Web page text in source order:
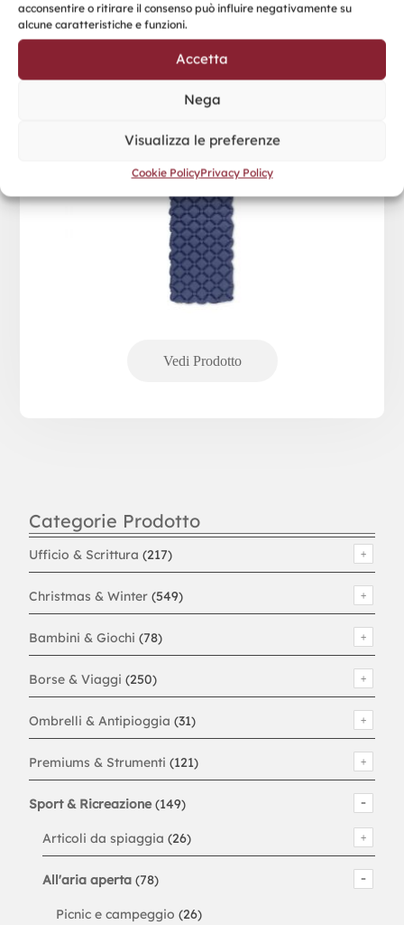
acconsentire o ritirare il consenso può influire negativamente su
alcune caratteristiche e funzioni.
Accetta
Nega
Visualizza le preferenze
Cookie PolicyPrivacy Policy
Categorie Prodotto
Ufficio & Scrittura (217)
Christmas & Winter (549)
Bambini & Giochi (78)
Borse & Viaggi (250)
Ombrelli & Antipioggia (31)
Premiums & Strumenti (121)
Sport & Ricreazione (149)
Articoli da spiaggia (26)
All'aria aperta (78)
Picnic e campeggio (26)